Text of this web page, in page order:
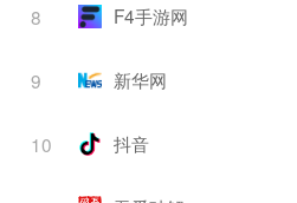
8 F4手游网
9 新华网
10 抖音